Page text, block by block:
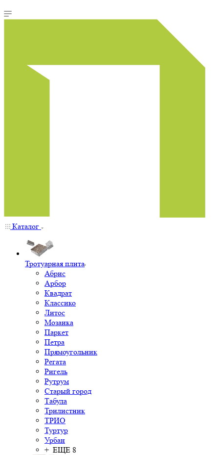
Каталог
Тротуарная плита
Абрис
Арбор
Квадрат
Классико
Литос
Мозаика
Паркет
Петра
Прямоугольник
Регата
Ригель
Рутрум
Старый город
Табула
Трилистник
ТРИО
Туртур
Урбан
+ ЕЩЕ 8